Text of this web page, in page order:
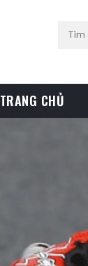
TRANG CHỦ